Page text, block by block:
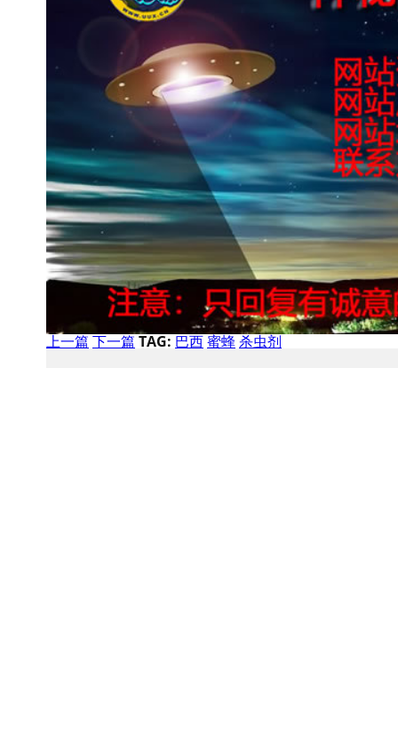
上一篇 下一篇 TAG: 巴西蜜蜂杀虫剂